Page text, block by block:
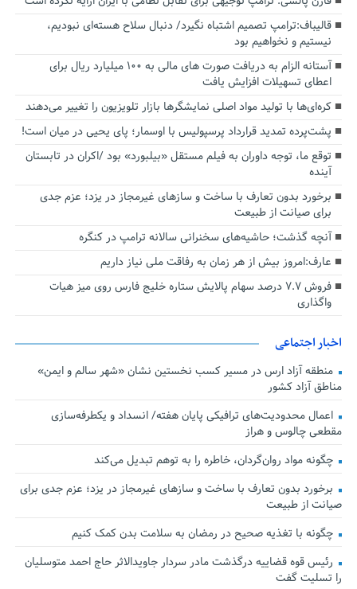
قالیباف:ترامپ تصمیم اشتباه نگیرد/ دنبال سلاح هسته‌ای نبودیم،
نیستیم و نخواهیم بود
آستانه الزام به دریافت صورت های مالی به ۱۰۰ میلیارد ریال برای
اعطای تسهیلات افزایش یافت
کره‌ای‌ها با تولید مواد اصلی نمایشگرها بازار تلویزیون را تغییر می‌دهند
پشت‌پرده تمدید قرارداد پرسپولیس با اوسمار؛ پای یحیی در میان است!
توقع ما، توجه داوران به فیلم مستقل «بیلبورد» بود /اکران در تابستان
آینده
برخورد بدون تعارف با ساخت‌ و سازهای غیرمجاز در یزد؛ عزم جدی
برای صیانت از طبیعت
آنچه گذشت؛ حاشیه‌های سخنرانی سالانه ترامپ در کنگره
عارف:امروز بیش از هر زمان به رفاقت ملی نیاز داریم
فروش ۷.۷ درصد سهام پالایش ستاره خلیج فارس روی میز هیات
واگذاری
اخبار اجتماعی
منطقه آزاد ارس در مسیر کسب نخستین نشان «شهر سالم و ایمن»
مناطق آزاد کشور
اعمال محدودیت‌های ترافیکی پایان هفته/ انسداد و یکطرفه‌سازی
مقطعی چالوس و هراز
چگونه مواد روان‌گردان، خاطره را به توهم تبدیل می‌کند
برخورد بدون تعارف با ساخت‌ و سازهای غیرمجاز در یزد؛ عزم جدی برای
صیانت از طبیعت
چگونه با تغذیه صحیح در رمضان به سلامت بدن کمک کنیم
رئیس قوه قضاییه درگذشت مادر سردار جاویدالاثر حاج احمد متوسلیان
را تسلیت گفت